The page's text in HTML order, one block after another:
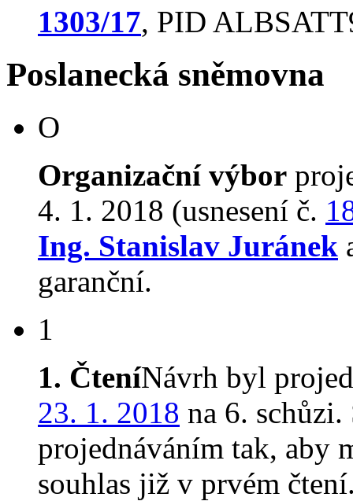
1303/17, PID
Poslanecká sněmovna
O
Organizační výbor
4. 1. 2018 (usnesení č.
Ing. Stanislav Juránek
garanční.
1
1. ČteníNávrh byl
23. 1. 2018 na 6.
projednáváním tak, aby
souhlas již v prvém